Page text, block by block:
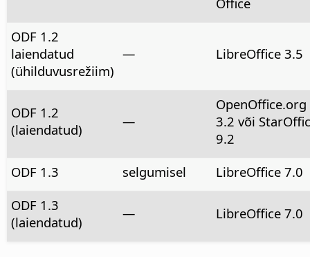
ODF 1.2
laiendatud
(ühilduvusrežiim)
— LibreOffice 3.5
ODF 1.2
(laiendatud)
—
OpenOffice.org
3.2 või
9.2
ODF 1.3
selgumisel
LibreOffice 7.0
ODF 1.3
(laiendatud)
— LibreOffice 7.0